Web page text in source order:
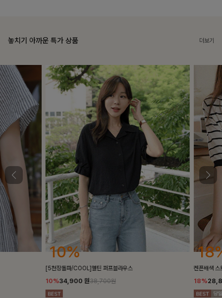
놓치기 아까운 특가 상품 더보기
10%
[5천장돌파/COOL]멜틴 퍼프블라우스
10%34,900원 38,700원
18%
켄픈배색 스트
18%